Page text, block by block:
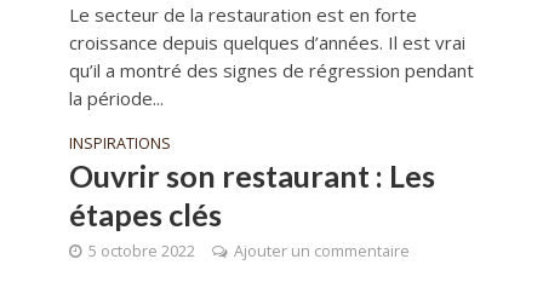
Le secteur de la restauration est en forte
croissance depuis quelques d’années. Il est vrai
qu’il a montré des signes de régression pendant
la période...
INSPIRATIONS
Ouvrir son restaurant : Les
étapes clés
5 octobre 2022 Ajouter un commentaire